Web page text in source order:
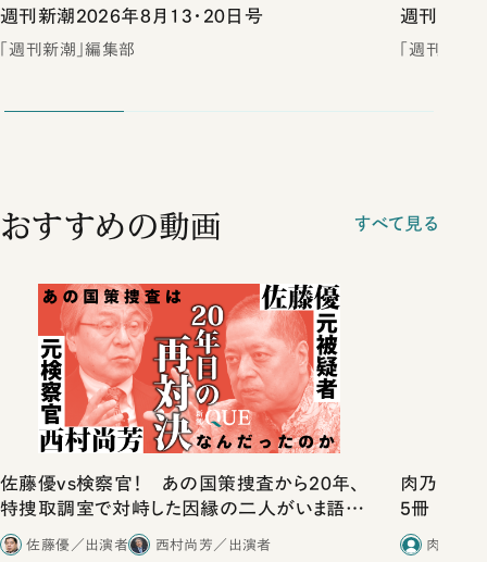
週刊新潮2026年8月13・20日号
「週刊新潮」編集部
週刊新潮
「週刊新潮
おすすめの動画 すべて見る
佐藤優vs検察官！ あの国策捜査から20年、
特捜取調室で対峙した因縁の二人がいま語り
合ったこと
佐藤優／出演者 西村尚芳／出演者
肉乃小路
5冊
肉乃小路